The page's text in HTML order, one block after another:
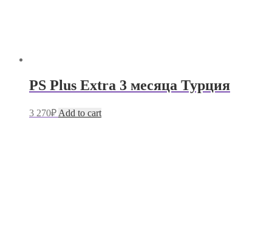
PS Plus Extra 3 месяца Турция
3 270₽ Add to cart